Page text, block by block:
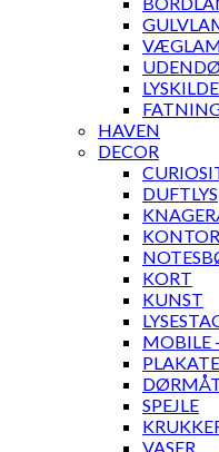
HAVEN
DECOR
DUFTLYS
KORT
KUNST
MOBILE
SPEJLE
VASER